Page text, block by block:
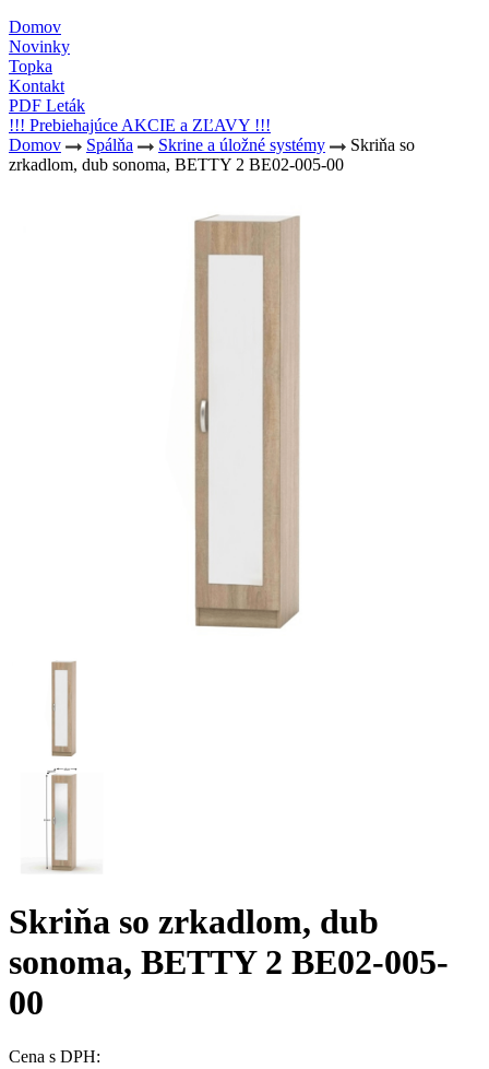
Domov
Novinky
Topka
Kontakt
PDF Leták
!!! Prebiehajúce AKCIE a ZĽAVY !!!
Domov
Spálňa Skrine a úložné systémy
Skriňa so
zrkadlom, dub sonoma, BETTY 2 BE02-005-00
Skriňa so zrkadlom, dub
sonoma, BETTY 2 BE02-005-
00
Cena s DPH: